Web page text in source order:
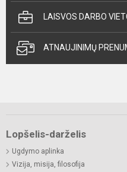
LAISVOS DARBO
ATNAUJINIMŲ
Lopšelis-darželis
Ugdymo aplinka
Vizija, misija, filosofija